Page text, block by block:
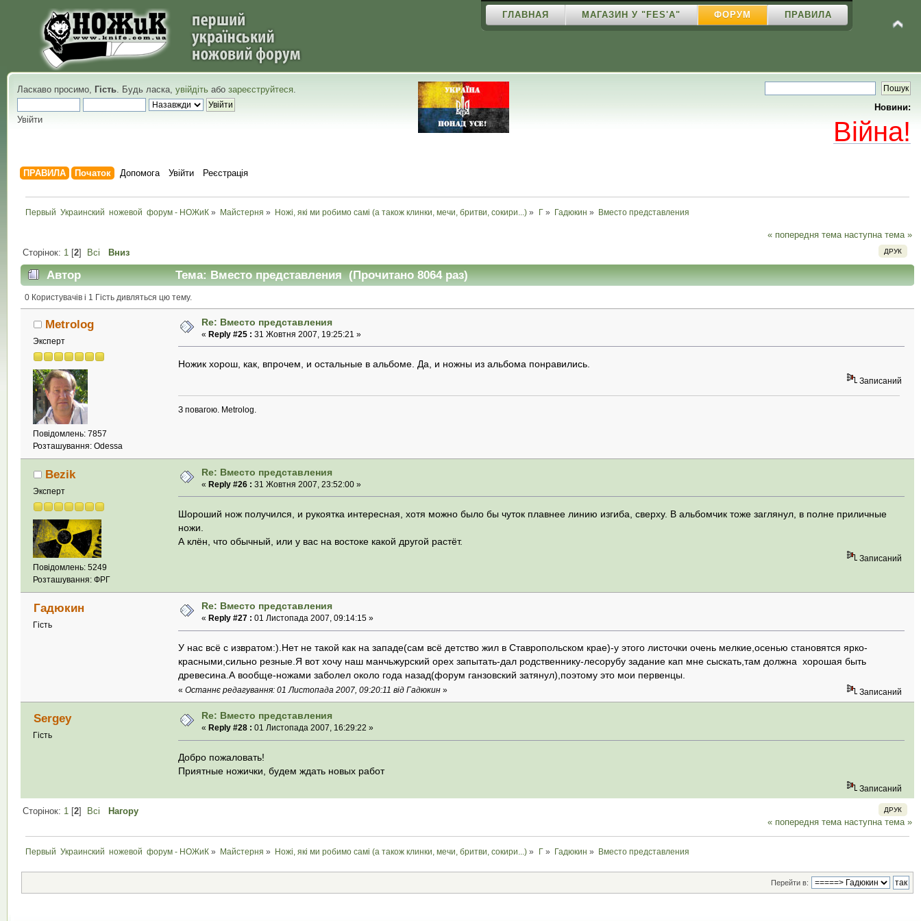
ГЛАВНАЯ МАГАЗИН У "FES'A" ФОРУМ ПРАВИЛА
Ласкаво просимо, Гість. Будь ласка, увійдіть або зареєструйтеся.
Увійти
Новини:
Війна!
ПРАВИЛА Початок Допомога Увійти Реєстрація
Первый  Украинский  ножевой  форум - НОЖиК » Майстерня » Ножі, які ми робимо самі (а також клинки, мечи, бритви, сокири...) » Г» Гадюкин » Вместо представления
« попередня тема наступна тема »
ДРУК
Сторінок: 1 [2] Всі Вниз
Автор Тема: Вместо представления (Прочитано 8064 раз)
0 Користувачів і 1 Гість дивляться цю тему.
Metrolog
Эксперт
Повідомлень: 7857
Розташування: Odessa
Re: Вместо представления
« Reply #25 : 31 Жовтня 2007, 19:25:21 »
Ножик хорош, как, впрочем, и остальные в альбоме. Да, и ножны из альбома понравились.
Записаний
З повагою. Metrolog.
Bezik
Эксперт
Повідомлень: 5249
Розташування: ФРГ
Re: Вместо представления
« Reply #26 : 31 Жовтня 2007, 23:52:00 »
Шороший нож получился, и рукоятка интересная, хотя можно было бы чуток плавнее линию изгиба, сверху. В альбомчик тоже заглянул, в полне приличные
ножи.
А клён, что обычный, или у вас на востоке какой другой растёт.
Записаний
Гадюкин
Гість
Re: Вместо представления
« Reply #27 : 01 Листопада 2007, 09:14:15 »
У нас всё с извратом:).Нет не такой как на западе(сам всё детство жил в Ставропольском крае)-у этого листочки очень мелкие,осенью становятся ярко-
красными,сильно резные.Я вот хочу наш манчьжурский орех запытать-дал родственнику-лесорубу задание кап мне сыскать,там должна хорошая быть
древесина.А вообще-ножами заболел около года назад(форум ганзовский затянул),поэтому это мои первенцы.
«Останнє редагування: 01 Листопада 2007, 09:20:11 від Гадюкин » Записаний
Sergey
Гість
Re: Вместо представления
« Reply #28 : 01 Листопада 2007, 16:29:22 »
Добро пожаловать!
Приятные ножички, будем ждать новых работ
Записаний
ДРУК
Сторінок: 1[2] Всі
Нагору
« попередня тема наступна тема »
Первый  Украинский  ножевой  форум - НОЖиК » Майстерня » Ножі, які ми робимо самі (а також клинки, мечи, бритви, сокири...) » Г» Гадюкин » Вместо представления
Перейти в: